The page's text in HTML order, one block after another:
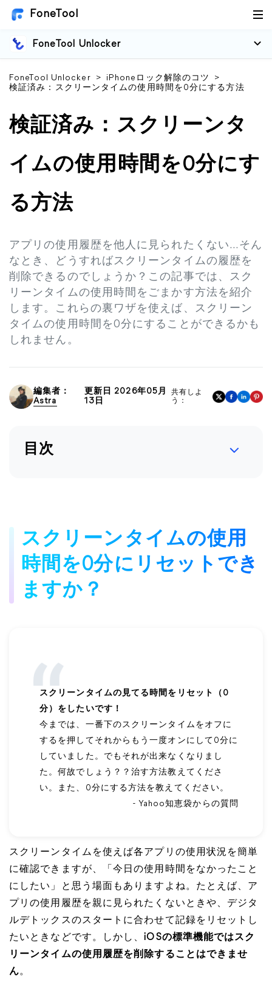
FoneTool
FoneTool Unlocker
FoneTool Unlocker > iPhoneロック解除のコツ
>
検証済み：スクリーンタイムの使用時間を0分にする方法
検証済み：スクリーンタ
イムの使用時間を0分にす
る方法
アプリの使用履歴を他人に見られたくない…そん
なとき、どうすればスクリーンタイムの履歴を
削除できるのでしょうか？この記事では、スク
リーンタイムの使用時間をごまかす方法を紹介
します。これらの裏ワザを使えば、スクリーン
タイムの使用時間を0分にすることができるかも
しれません。
編集者：
Astra
更新日 2026年05月
13日
共有しよ
う：
目次
スクリーンタイムの使用
時間を0分にリセットでき
ますか？
スクリーンタイムの見てる時間をリセット（0
分）をしたいです！
今までは、一番下のスクリーンタイムをオフに
するを押してそれからもう一度オンにして0分に
していました。でもそれが出来なくなりまし
た。何故でしょう？？治す方法教えてくださ
い。また、0分にする方法を教えてください。
- Yahoo知恵袋からの質問
スクリーンタイムを使えば各アプリの使用状況を簡単
に確認できますが、「今日の使用時間をなかったこと
にしたい」と思う場面もありますよね。たとえば、ア
プリの使用履歴を親に見られたくないときや、デジタ
ルデトックスのスタートに合わせて記録をリセットし
たいときなどです。しかし、iOSの標準機能ではスク
リーンタイムの使用履歴を削除することはできませ
ん。